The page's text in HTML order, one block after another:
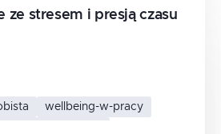
ze stresem i presją czasu
wellbeing-w-pracy